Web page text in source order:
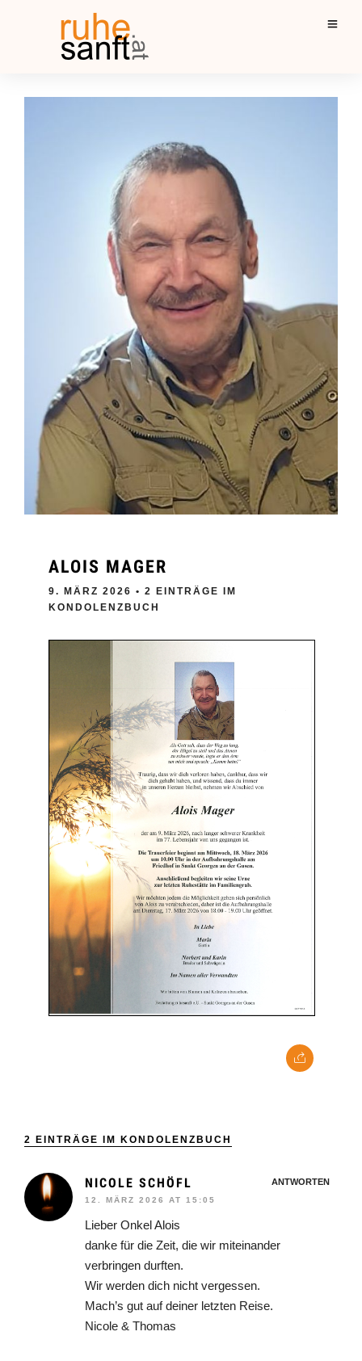
ALOIS MAGER
9. MÄRZ 2026 • 2 EINTRÄGE IM
KONDOLENZBUCH
2 EINTRÄGE IM KONDOLENZBUCH
NICOLE SCHÖFL
12. MÄRZ 2026 AT 15:05
ANTWORTEN
Lieber Onkel Alois
danke für die Zeit, die wir miteinander
verbringen durften.
Wir werden dich nicht vergessen.
Mach’s gut auf deiner letzten Reise.
Nicole & Thomas